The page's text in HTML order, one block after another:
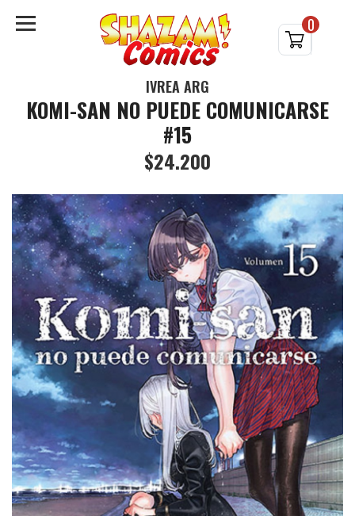
0
IVREA ARG
KOMI-SAN NO PUEDE COMUNICARSE
#15
$24.200